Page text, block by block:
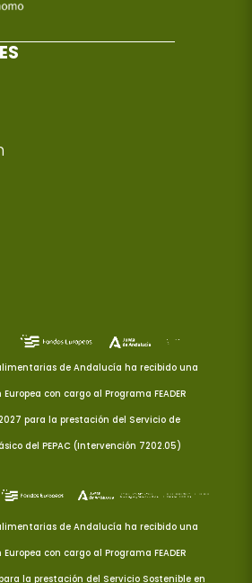
de Andalucía ha recibido una
con cargo al Programa FEADER
para la prestación del Servicio de
del PEPAC (Intervención 7202.05)
de Andalucía ha recibido una
con cargo al Programa FEADER
la prestación del Servicio Sostenible en